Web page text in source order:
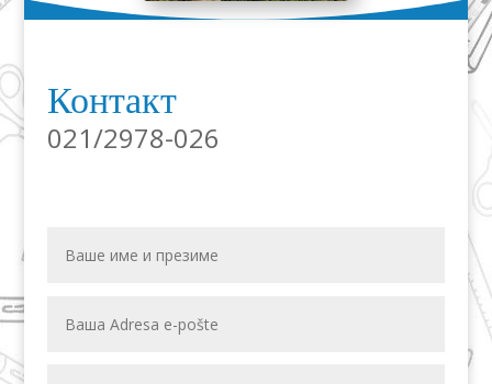
Контакт
021/2978-026